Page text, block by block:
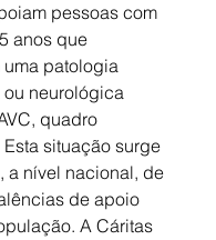
pessoas com
anos que
patologia
neurológica
quadro
situação surge
a nível nacional, de
de apoio
A Cáritas